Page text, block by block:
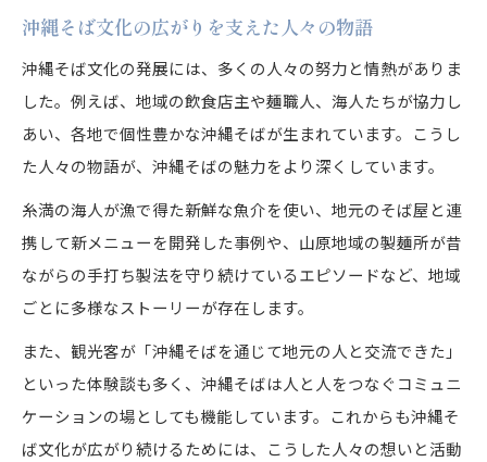
沖縄そば文化の広がりを支えた人々の物語
沖縄そば文化の発展には、多くの人々の努力と情熱がありま
した。例えば、地域の飲食店主や麺職人、海人たちが協力し
あい、各地で個性豊かな沖縄そばが生まれています。こうし
た人々の物語が、沖縄そばの魅力をより深くしています。
糸満の海人が漁で得た新鮮な魚介を使い、地元のそば屋と連
携して新メニューを開発した事例や、山原地域の製麺所が昔
ながらの手打ち製法を守り続けているエピソードなど、地域
ごとに多様なストーリーが存在します。
また、観光客が「沖縄そばを通じて地元の人と交流できた」
といった体験談も多く、沖縄そばは人と人をつなぐコミュニ
ケーションの場としても機能しています。これからも沖縄そ
ば文化が広がり続けるためには、こうした人々の想いと活動